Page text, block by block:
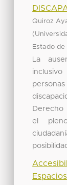
Quiroz
(
Estado de
La
Derecho
el